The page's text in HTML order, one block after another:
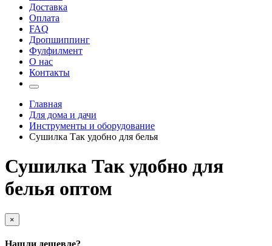
Доставка
Оплата
FAQ
Дропшиппинг
Фулфилмент
О нас
Контакты
Главная
Для дома и дачи
Инструменты и оборудование
Сушилка Так удобно для белья
Сушилка Так удобно для
белья оптом
×